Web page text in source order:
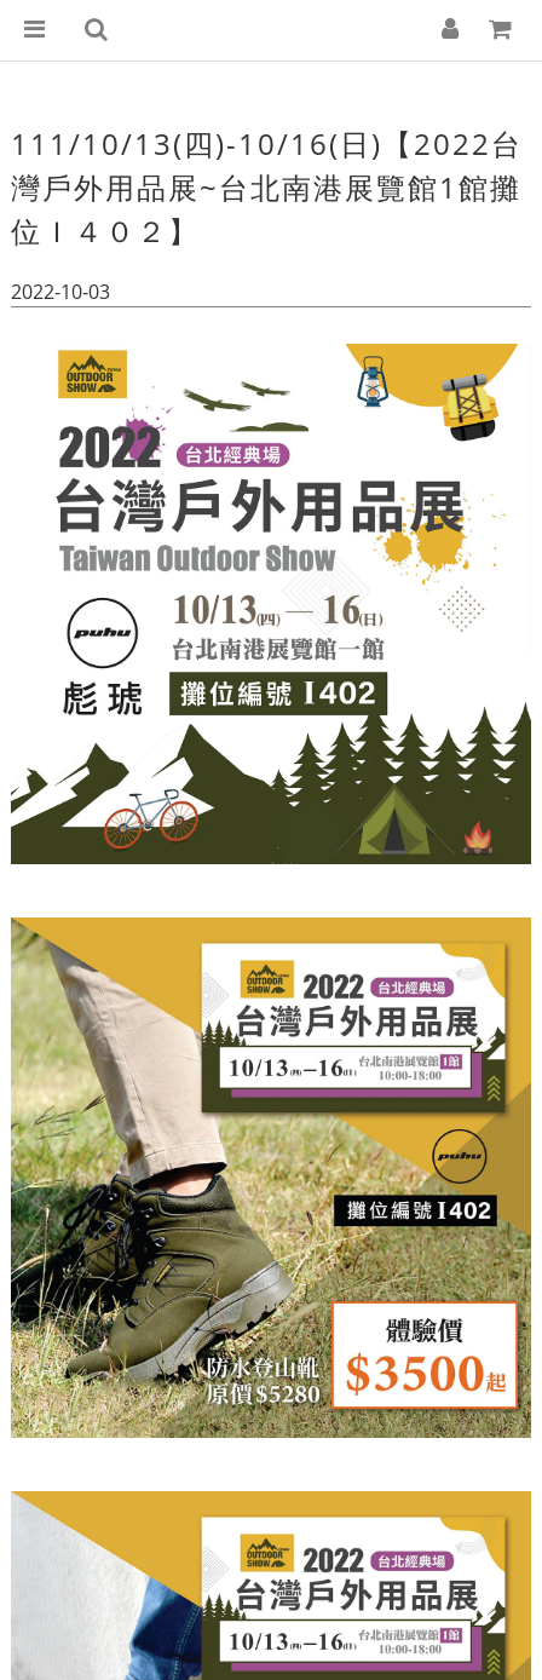
111/10/13(四)-10/16(日)【2022台
灣戶外用品展~台北南港展覽館1館攤
位Ｉ４０２】
2022-10-03